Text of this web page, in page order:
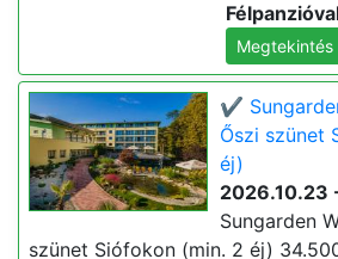
Megtekintés
✔️
Őszi szünet
éj)
2026.10.23
Sungarden
szünet Siófokon (min. 2 éj)